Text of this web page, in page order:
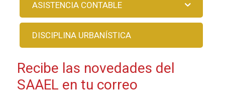
ASISTENCIA CONTABLE
DISCIPLINA URBANÍSTICA
Recibe las novedades del
SAAEL en tu correo